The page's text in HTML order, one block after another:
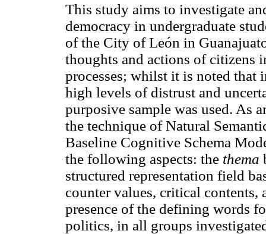
This study aims to investigate
democracy in undergraduate
of the City of León in
thoughts and actions of citizens
processes; whilst it is noted
high levels of distrust and
purposive sample was used. As
the technique of Natural
Baseline Cognitive Schema
the following aspects: the thema
structured representation field
counter values, critical contents,
presence of the defining words
politics, in all groups